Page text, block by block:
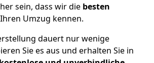
sein, dass wir die besten
Umzug kennen.
dauert nur wenige
Sie es aus und erhalten Sie in